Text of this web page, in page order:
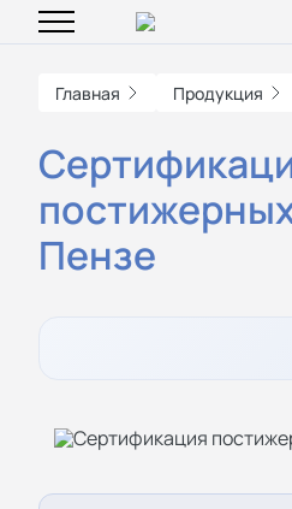
Главная Продукция
Пензе